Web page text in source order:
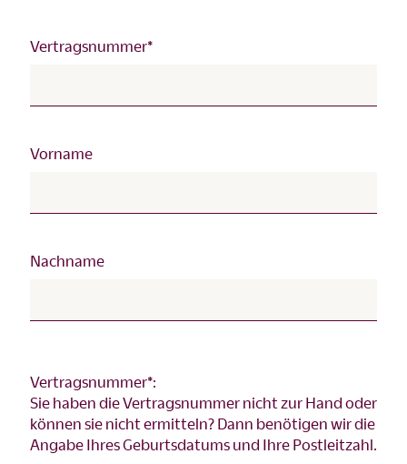
Vertragsnummer*
Vorname
Nachname
Vertragsnummer*:
Sie haben die Vertragsnummer nicht zur Hand oder
können sie nicht ermitteln? Dann benötigen wir die
Angabe Ihres Geburtsdatums und Ihre Postleitzahl.